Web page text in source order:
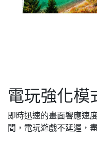
電玩強化模
即時迅速的畫面響應速
間，電玩遊戲不延遲，